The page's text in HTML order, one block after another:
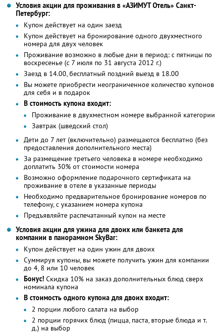
Условия акции для проживания в «АЗИМУТ Отель» Санкт-
Петербург:
Купон действует на один заезд
Купон действует на бронирование одного двухместного
номера для двух человек
Проживание возможно в любые дни в период: с пятницы по
воскресенье (с 7 июля по 31 августа 2012 г.)
Заезд в 14.00, бесплатный поздний выезд в 18.00
Вы можете приобрести неограниченное количество купонов
для себя и в подарок
В стоимость купона входит:
Проживание в двухместном номере выбранной категории
Завтрак (шведский стол)
Дети до 7 лет (включительно) размещаются бесплатно (без
предоставления дополнительного места)
За размещение третьего человека в номере необходимо
доплатить 30% от стоимости номера
Возможно оформление подарочного сертификата на
проживание в отеле в указанные периоды
Необходимо предварительное бронирование номеров по
телефону, с указанием номера купона
Предъявляйте распечатанный купон на месте
Условия акции для ужина для двоих или банкета для
компании в панорамном SkyBаr:
Купон действует на один ужин для двоих
Суммируя купоны, вы можете получить ужин для компании
до 4, 8 или 10 человек
Бонус! Cкидка 10% на заказ дополнительных блюд сверх
номинала купона
В стоимость одного купона для двоих входит:
2 порции любого салата на выбор
2 порции горячих блюд (пицца, паста, вторые блюда и т.
д.) на выбор